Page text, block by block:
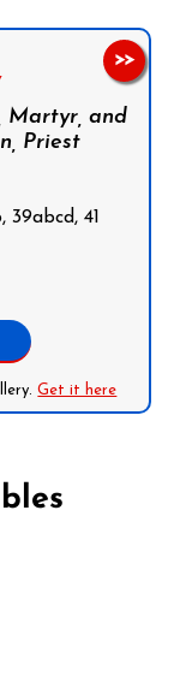
Martyr, and
Priest
41
Get it here
>>